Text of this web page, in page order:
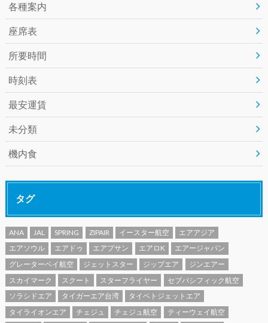
各種案内
座席表
所要時間
時刻表
最安運賃
未分類
機内食
タグ
ANA JAL SPRING ZIPAIR イースター航空
エアアジア
エアソウル
エアドゥ エアプサン エアロK
エアージャパン
グレーターベイ航空
ジェットスター ジップエア
ジンエアー
スカイマーク
スクート スターフライヤー
セブパシフィック航空
ソラシドエア
タイガーエア台湾
タイベトジェットエア
タイライオンエア
チェジュ チェジュ航空 ティーウェイ航空